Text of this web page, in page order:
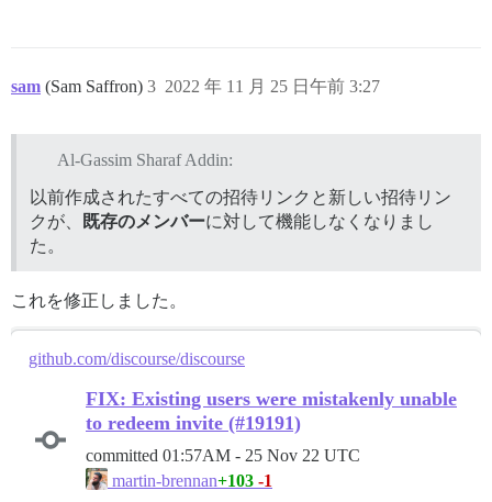
sam (Sam Saffron) 2022 年 11 月 25 日午前 3:27
3
Al-Gassim Sharaf Addin:
以前作成されたすべての招待リンクと新しい招待リン
クが、
既存のメンバーに対して機能しなくなりまし
た。
これを修正しました。
github.com/discourse/discourse
FIX: Existing users were mistakenly unable
to redeem invite (#19191)
committed 01:57AM - 25 Nov 22 UTC
martin-brennan+103 -1